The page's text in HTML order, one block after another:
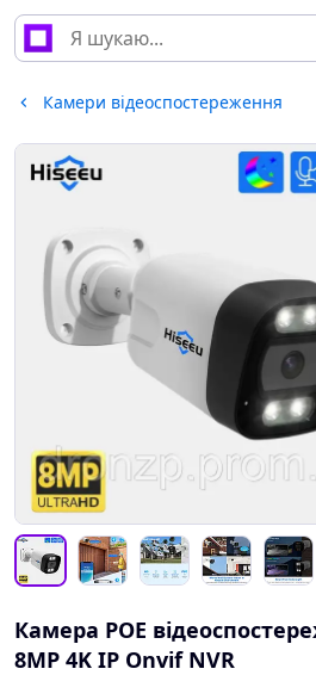
Камери відеоспостереження
Камера POE
8MP 4K IP Onvif NVR